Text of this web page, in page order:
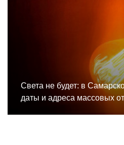
Света не будет: в
даты и адреса массовых